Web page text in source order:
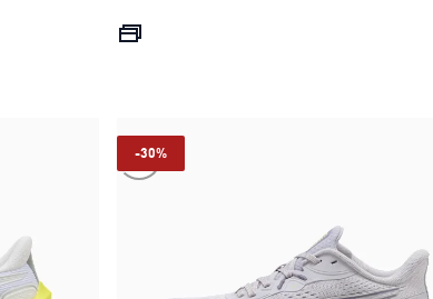
-30%